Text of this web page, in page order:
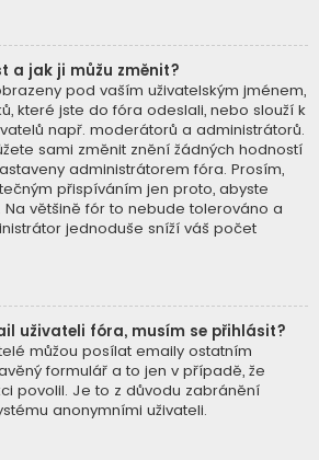
a jak ji můžu změnit?
pod vaším uživatelským jménem,
které jste do fóra odeslali, nebo slouží k
např. moderátorů a administrátorů.
sami změnit znění žádných hodností
administrátorem fóra. Prosím,
přispíváním jen proto, abyste
Na většině fór to nebude tolerováno a
jednoduše sníží váš počet
uživateli fóra, musím se přihlásit?
můžou posílat emaily ostatním
formulář a to jen v případě, že
povolil. Je to z důvodu zabránění
anonymními uživateli.